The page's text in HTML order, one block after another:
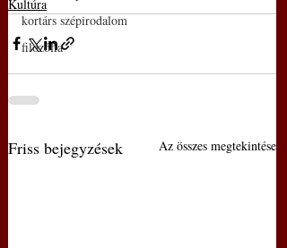
kortárs szépirodalom
filozófia
Kultúra
Friss bejegyzések Az összes megtekintése